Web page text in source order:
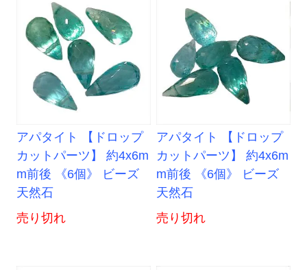
アパタイト 【ドロップ
カットパーツ】 約4x6m
m前後 《6個》 ビーズ
天然石
売り切れ
アパタイト 【ドロップ
カットパーツ】 約4x6m
m前後 《6個》 ビーズ
天然石
売り切れ